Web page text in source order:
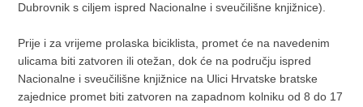
Dubrovnik s ciljem ispred Nacionalne i sveučilišne knjižnice).
Prije i za vrijeme prolaska biciklista, promet će na navedenim
ulicama biti zatvoren ili otežan, dok će na području ispred
Nacionalne i sveučilišne knjižnice na Ulici Hrvatske bratske
zajednice promet biti zatvoren na zapadnom kolniku od 8 do 17